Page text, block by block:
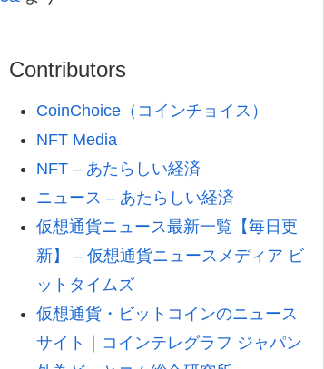
Contributors
CoinChoice（コインチョイス）
NFT Media
NFT – あたらしい経済
ニュース – あたらしい経済
仮想通貨ニュース最新一覧【毎日更
新】 – 仮想通貨ニュースメディア ビ
ットタイムズ
仮想通貨・ビットコインのニュース
サイト｜コインテレグラフ ジャパン